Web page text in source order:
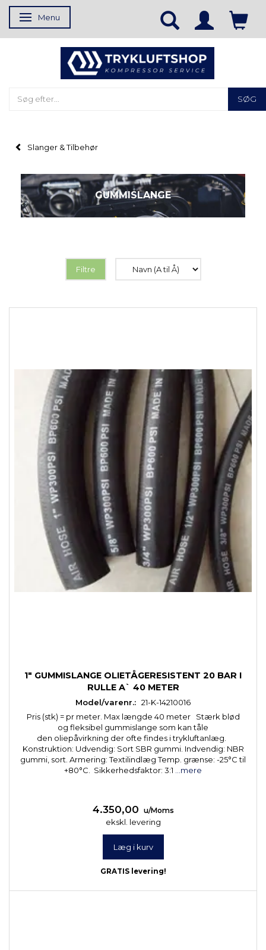
Skifte navigation
Menu
SØG
Slanger & Tilbehør
GUMMISLANGE
Filtre
1" GUMMISLANGE OLIETÅGERESISTENT 20 BAR I
RULLE A` 40 METER
Model/varenr.: 21-K-14210016
Pris (stk) = pr meter. Max længde 40 meter Stærk blød
og fleksibel gummislange som kan tåle
den oliepåvirkning der ofte findes i trykluftanlæg.
Konstruktion: Udvendig: Sort SBR gummi. Indvendig: NBR
gummi, sort. Armering: Textilindlæg Temp. grænse: -25°C til
+80°C. Sikkerhedsfaktor: 3:1
...mere
4.350,00 u/Moms
ekskl. levering
Læg i kurv
GRATIS levering!